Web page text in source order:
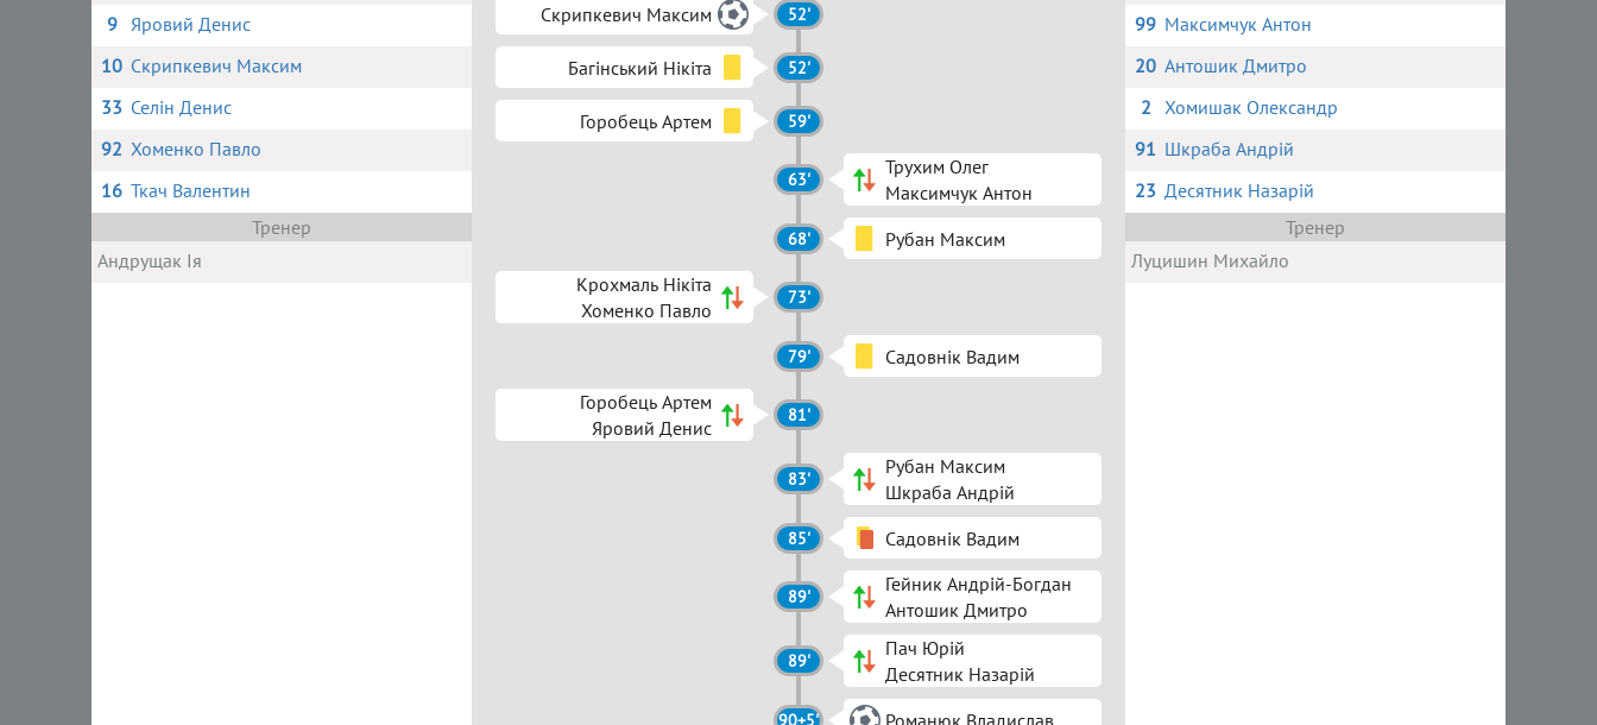
9 Яровий Денис
10 Скрипкевич Максим
33 Селін Денис
92 Хоменко Павло
16 Ткач Валентин
Тренер
Андрущак Ія
Скрипкевич Максим 52'
Багінський Нікіта 52'
Горобець Артем 59'
63'
Трухим Олег
Максимчук Антон
68'
Рубан Максим
Крохмаль Нікіта
Хоменко Павло
73'
79'
Садовнік Вадим
Горобець Артем
Яровий Денис
81'
83'
Рубан Максим
Шкраба Андрій
85' Садовнік Вадим
89'
Гейник Андрій-Богдан
Антошик Дмитро
89'
Пач Юрій
Десятник Назарій
90+5' Романюк Владислав
99 Максимчук Антон
20 Антошик Дмитро
2 Хомишак Олександр
91 Шкраба Андрій
23 Десятник Назарій
Тренер
Луцишин Михайло